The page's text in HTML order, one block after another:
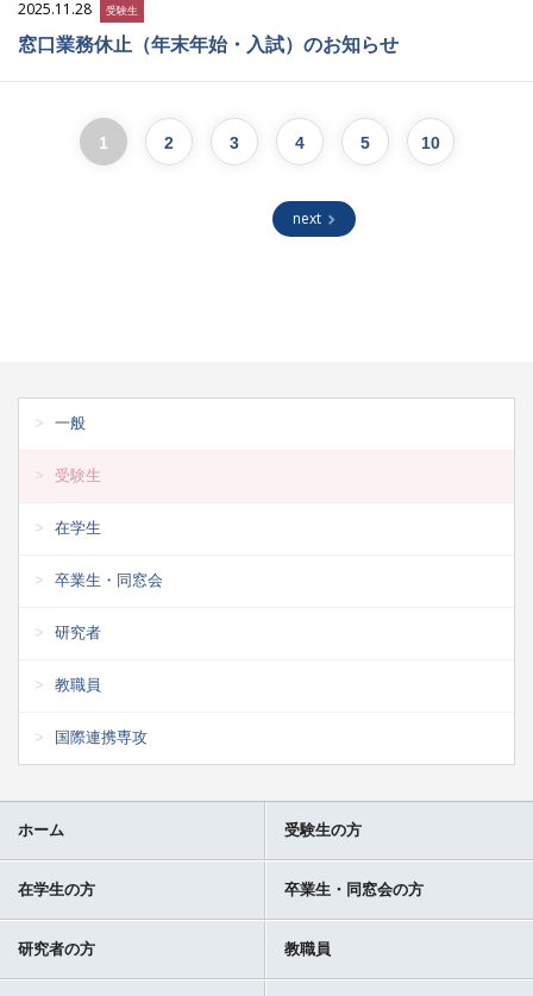
2025.11.28 受験生
窓口業務休止（年末年始・入試）のお知らせ
1 2 3 4 5 10
next
一般
受験生
在学生
卒業生・同窓会
研究者
教職員
国際連携専攻
ホーム 受験生の方
在学生の方 卒業生・同窓会の方
研究者の方 教職員